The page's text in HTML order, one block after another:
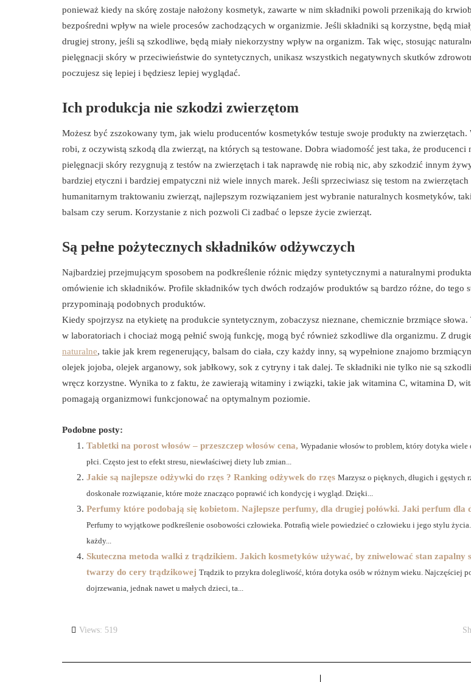
ponieważ kiedy na skórę zostaje nałożony kosmetyk, zawarte w nim składniki powoli przenikają do
bezpośredni wpływ na wiele procesów zachodzących w organizmie. Jeśli składniki są korzystne, będą
drugiej strony, jeśli są szkodliwe, będą miały niekorzystny wpływ na organizm. Tak więc, stosując
pielęgnacji skóry w przeciwieństwie do syntetycznych, unikasz wszystkich negatywnych skutków
poczujesz się lepiej i będziesz lepiej wyglądać.
Ich produkcja nie szkodzi zwierzętom
Możesz być zszokowany tym, jak wielu producentów kosmetyków testuje swoje produkty na zwierzętach.
robi, z oczywistą szkodą dla zwierząt, na których są testowane. Dobra wiadomość jest taka, że
pielęgnacji skóry rezygnują z testów na zwierzętach i tak naprawdę nie robią nic, aby szkodzić innym
bardziej etyczni i bardziej empatyczni niż wiele innych marek. Jeśli sprzeciwiasz się testom na
humanitarnym traktowaniu zwierząt, najlepszym rozwiązaniem jest wybranie naturalnych kosmetyków,
balsam czy serum. Korzystanie z nich pozwoli Ci zadbać o lepsze życie zwierząt.
Są pełne pożytecznych składników odżywczych
Najbardziej przejmującym sposobem na podkreślenie różnic między syntetycznymi a naturalnymi
omówienie ich składników. Profile składników tych dwóch rodzajów produktów są bardzo różne, do tego
przypominają podobnych produktów.
Kiedy spojrzysz na etykietę na produkcie syntetycznym, zobaczysz nieznane, chemicznie brzmiące słowa.
w laboratoriach i chociaż mogą pełnić swoją funkcję, mogą być również szkodliwe dla organizmu. Z
naturalne, takie jak krem regenerujący, balsam do ciała, czy każdy inny, są wypełnione znajomo
olejek jojoba, olejek arganowy, sok jabłkowy, sok z cytryny i tak dalej. Te składniki nie tylko nie są
wręcz korzystne. Wynika to z faktu, że zawierają witaminy i związki, takie jak witamina C, witamina D,
pomagają organizmowi funkcjonować na optymalnym poziomie.
Podobne posty:
Tabletki na porost włosów – przeszczep włosów cena, Wypadanie włosów to problem, który dotyka
płci. Często jest to efekt stresu, niewłaściwej diety lub zmian...
Jakie są najlepsze odżywki do rzęs ? Ranking odżywek do rzęs Marzysz o pięknych, długich i gęstych
doskonałe rozwiązanie, które może znacząco poprawić ich kondycję i wygląd. Dzięki...
Perfumy które podobają się kobietom. Najlepsze perfumy, dla drugiej połówki. Jaki perfum dla
Perfumy to wyjątkowe podkreślenie osobowości człowieka. Potrafią wiele powiedzieć o człowieku i jego stylu
każdy...
Skuteczna metoda walki z trądzikiem. Jakich kosmetyków używać, by zniwelować stan zapalny
twarzy do cery trądzikowej Trądzik to przykra dolegliwość, która dotyka osób w różnym wieku. Najczęściej
dojrzewania, jednak nawet u małych dzieci, ta...
Views: 519